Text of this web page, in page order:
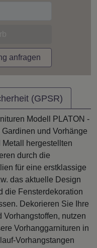
anfragen
(GPSR)
Modell PLATON -
und Vorhänge
hergestellten
durch die
für eine erstklassige
das aktuelle Design
die Fensterdekoration
Dekorieren Sie Ihre
Vorhangstoffen, nutzen
Vorhanggarnituren in
Vorhangstangen